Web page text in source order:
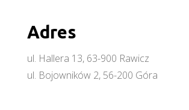
Adres
ul. Hallera 13, 63-900 Rawicz
ul. Bojowników 2, 56-200 Góra